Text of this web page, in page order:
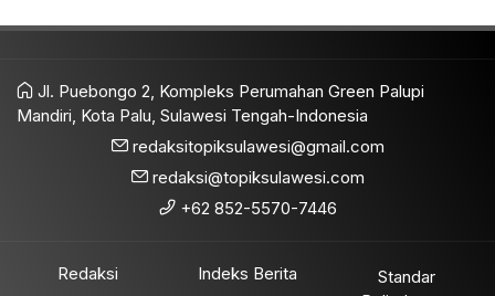
Jl. Puebongo 2, Kompleks Perumahan Green Palupi
Mandiri, Kota Palu, Sulawesi Tengah-Indonesia
redaksitopiksulawesi@gmail.com
redaksi@topiksulawesi.com
+62 852-5570-7446
Redaksi
Indeks Berita
Standar